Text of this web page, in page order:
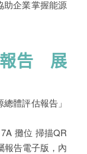
助企業掌握能源
報告 展
總體評估報告 」
攤位 掃描QR
報告電子版，內